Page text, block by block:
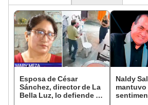
Esposa de César
Sánchez, director de La
Bella Luz, lo defiende y
Naldy